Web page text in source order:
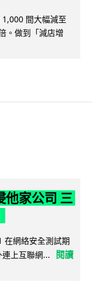
間大幅減至
。做到「減店增
他家公司 三
網絡安全測試期
上互聯網...
閱讀